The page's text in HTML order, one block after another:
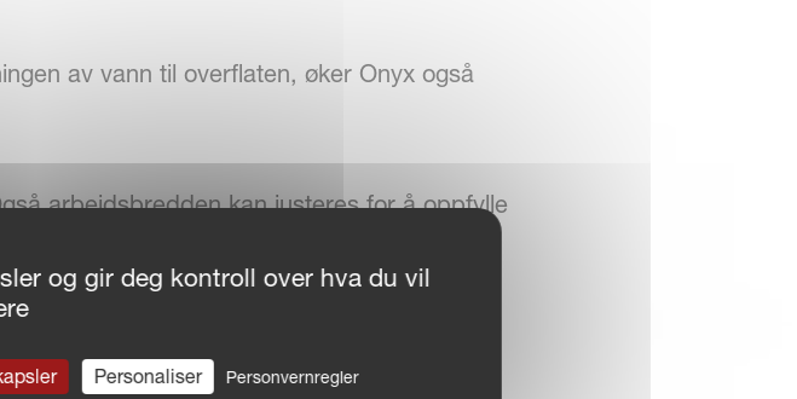
av vann til overflaten, øker Onyx også
arbeidsbredden kan justeres for å oppfylle
kan slås av og på. En jevn dybde- og
og gir deg kontroll over hva du vil
Personaliser Personvernregler